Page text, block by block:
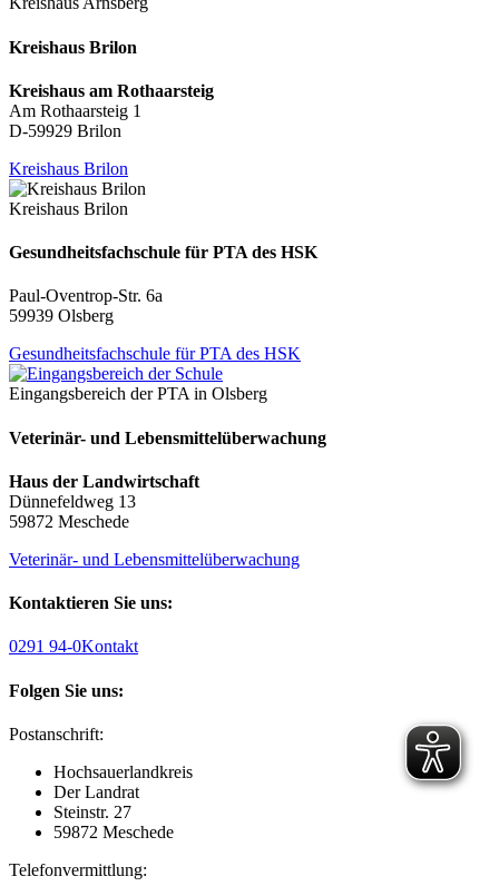
Kreishaus Brilon
Kreishaus am Rothaarsteig
Am Rothaarsteig 1
D-59929 Brilon
Kreishaus Brilon
Kreishaus Brilon
Gesundheitsfachschule für PTA des HSK
Paul-Oventrop-Str. 6a
59939 Olsberg
Gesundheitsfachschule für PTA des HSK
Eingangsbereich der PTA in Olsberg
Veterinär- und Lebensmittelüberwachung
Haus der Landwirtschaft
Dünnefeldweg 13
59872 Meschede
Veterinär- und Lebensmittelüberwachung
Kontaktieren Sie uns:
0291 94-0Kontakt
Folgen Sie uns:
Postanschrift:
Hochsauerlandkreis
Der Landrat
Steinstr. 27
59872 Meschede
Telefonvermittlung: